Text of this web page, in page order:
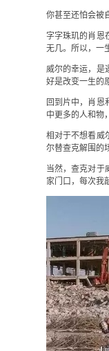
你甚至还怕会被
字字珠玑的肖恩
无几。所以，一
威尔的幸运，是
好是改变一生的
回到片中，肖恩
中更多的人和物
相对于不想看威
尔替查克解围的
当然，查克对于
家门口，每次我